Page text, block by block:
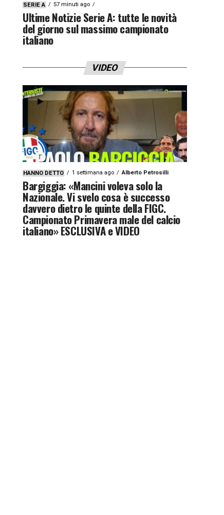
SERIE A 57 minuti ago
Ultime Notizie Serie A: tutte le novità
del giorno sul massimo campionato
italiano
VIDEO
HANNO DETTO 1 settimana ago Alberto Petrosilli
Bargiggia: «Mancini voleva solo la
Nazionale. Vi svelo cosa è successo
davvero dietro le quinte della FIGC.
Campionato Primavera male del calcio
italiano» ESCLUSIVA e VIDEO